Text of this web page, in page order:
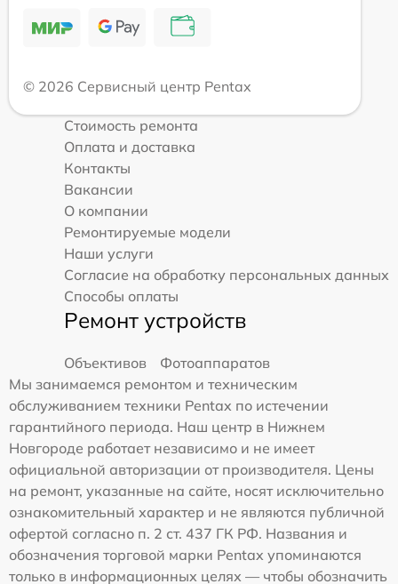
© 2026 Сервисный центр Pentax
Стоимость ремонта
Оплата и доставка
Контакты
Вакансии
О компании
Ремонтируемые модели
Наши услуги
Согласие на обработку персональных данных
Способы оплаты
Ремонт устройств
Объективов
Фотоаппаратов
Мы занимаемся ремонтом и техническим
обслуживанием техники Pentax по истечении
гарантийного периода. Наш центр в Нижнем
Новгороде работает независимо и не имеет
официальной авторизации от производителя. Цены
на ремонт, указанные на сайте, носят исключительно
ознакомительный характер и не являются публичной
офертой согласно п. 2 ст. 437 ГК РФ. Названия и
обозначения торговой марки Pentax упоминаются
только в информационных целях — чтобы обозначить